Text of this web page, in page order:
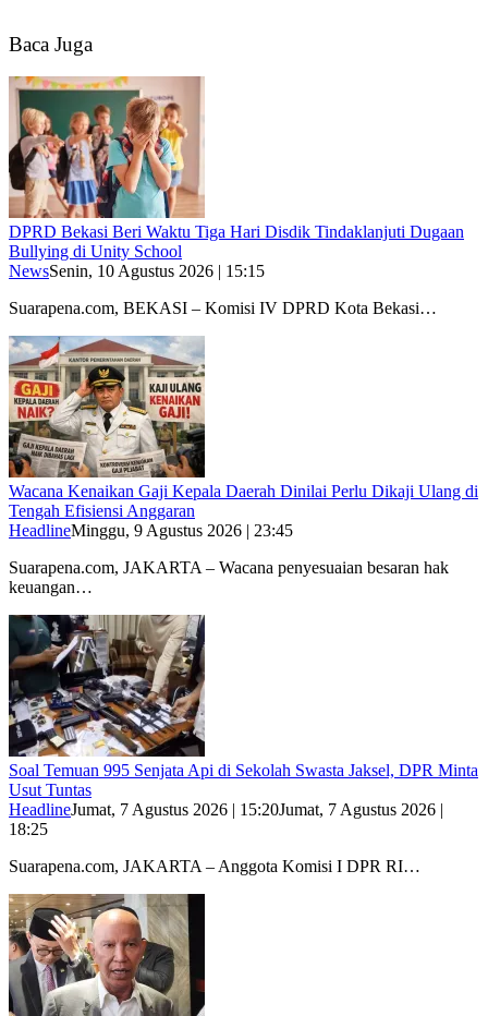
Baca Juga
DPRD Bekasi Beri Waktu Tiga Hari Disdik Tindaklanjuti Dugaan
Bullying di Unity School
NewsSenin, 10 Agustus 2026 | 15:15
Suarapena.com, BEKASI – Komisi IV DPRD Kota Bekasi…
Wacana Kenaikan Gaji Kepala Daerah Dinilai Perlu Dikaji Ulang di
Tengah Efisiensi Anggaran
HeadlineMinggu, 9 Agustus 2026 | 23:45
Suarapena.com, JAKARTA – Wacana penyesuaian besaran hak
keuangan…
Soal Temuan 995 Senjata Api di Sekolah Swasta Jaksel, DPR Minta
Usut Tuntas
HeadlineJumat, 7 Agustus 2026 | 15:20Jumat, 7 Agustus 2026 |
18:25
Suarapena.com, JAKARTA – Anggota Komisi I DPR RI…